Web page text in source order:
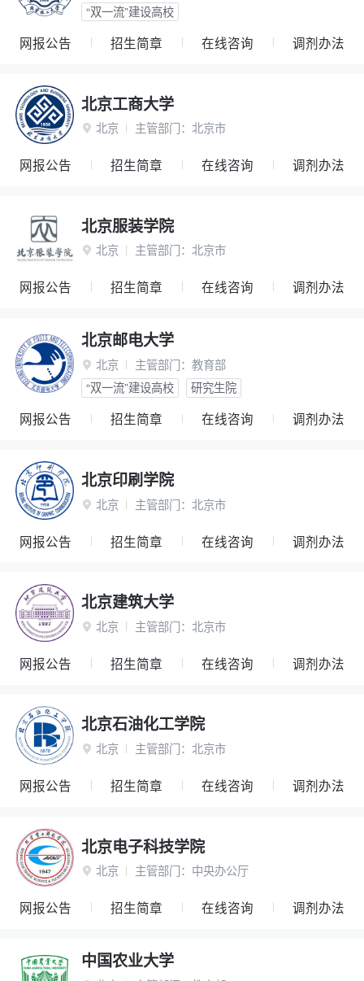
“双一流”建设高校
网报公告 招生简章 在线咨询 调剂办法
北京工商大学
 北京 主管部门： 北京市
网报公告 招生简章 在线咨询 调剂办法
北京服装学院
 北京 主管部门： 北京市
网报公告 招生简章 在线咨询 调剂办法
北京邮电大学
 北京 主管部门： 教育部
“双一流”建设高校
研究生院
网报公告 招生简章 在线咨询 调剂办法
北京印刷学院
 北京 主管部门： 北京市
网报公告 招生简章 在线咨询 调剂办法
北京建筑大学
 北京 主管部门： 北京市
网报公告 招生简章 在线咨询 调剂办法
北京石油化工学院
 北京 主管部门： 北京市
网报公告 招生简章 在线咨询 调剂办法
北京电子科技学院
 北京 主管部门： 中央办公厅
网报公告 招生简章 在线咨询 调剂办法
中国农业大学